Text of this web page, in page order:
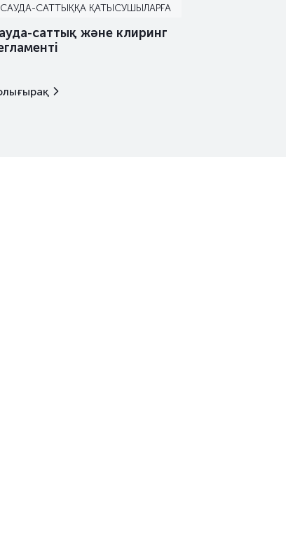
САУДА-САТТЫҚҚА ҚАТЫСУШЫЛАРҒА
саттық және клиринг